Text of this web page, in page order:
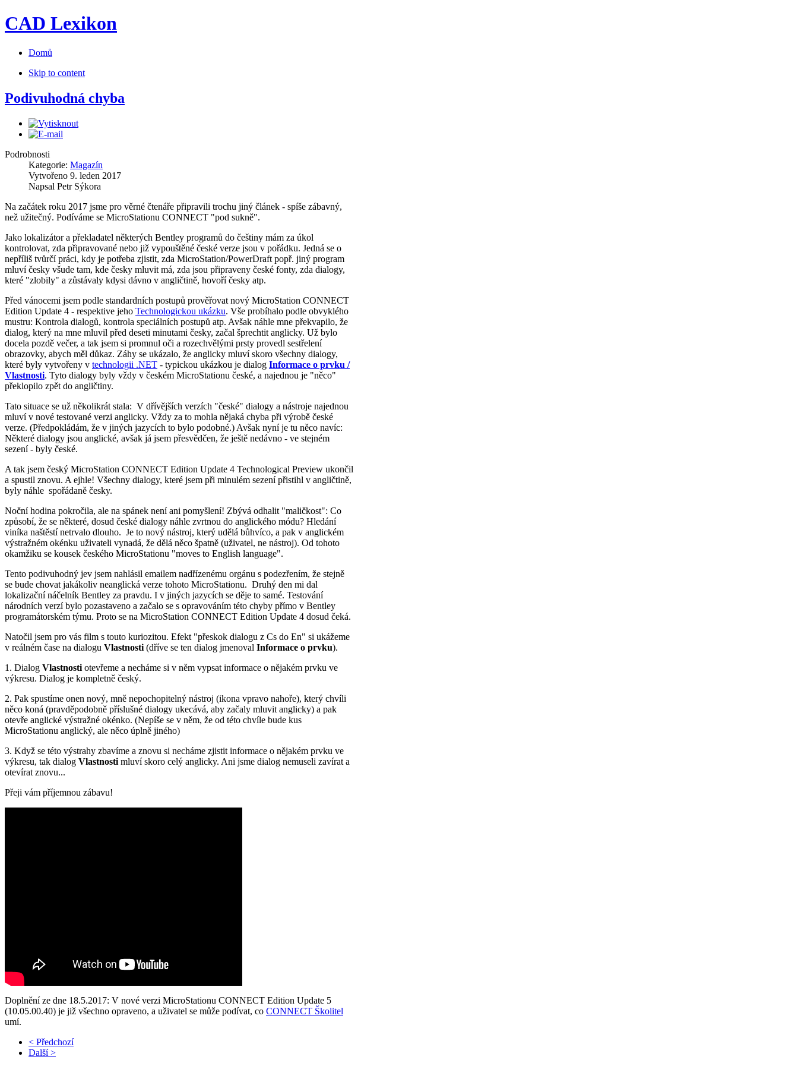
CAD Lexikon
Domů
Skip to content
Podivuhodná chyba
Podrobnosti
Kategorie: Magazín
Vytvořeno 9. leden 2017
Napsal Petr Sýkora
Na začátek roku 2017 jsme pro věrné čtenáře připravili trochu jiný článek - spíše zábavný,
než užitečný. Podíváme se MicroStationu CONNECT "pod sukně".
Jako lokalizátor a překladatel některých Bentley programů do češtiny mám za úkol
kontrolovat, zda připravované nebo již vypouštěné české verze jsou v pořádku. Jedná se o
nepříliš tvůrčí práci, kdy je potřeba zjistit, zda MicroStation/PowerDraft popř. jiný program
mluví česky všude tam, kde česky mluvit má, zda jsou připraveny české fonty, zda dialogy,
které "zlobily" a zůstávaly kdysi dávno v angličtině, hovoří česky atp.
Před vánocemi jsem podle standardních postupů prověřovat nový MicroStation CONNECT
Edition Update 4 - respektive jeho Technologickou ukázku. Vše probíhalo podle obvyklého
mustru: Kontrola dialogů, kontrola speciálních postupů atp. Avšak náhle mne překvapilo, že
dialog, který na mne mluvil před deseti minutami česky, začal šprechtit anglicky. Už bylo
docela pozdě večer, a tak jsem si promnul oči a rozechvělými prsty provedl sestřelení
obrazovky, abych měl důkaz. Záhy se ukázalo, že anglicky mluví skoro všechny dialogy,
které byly vytvořeny v technologii .NET - typickou ukázkou je dialog Informace o prvku /
Vlastnosti. Tyto dialogy byly vždy v českém MicroStationu české, a najednou je "něco"
překlopilo zpět do angličtiny.
Tato situace se už několikrát stala: V dřívějších verzích "české" dialogy a nástroje najednou
mluví v nové testované verzi anglicky. Vždy za to mohla nějaká chyba při výrobě české
verze. (Předpokládám, že v jiných jazycích to bylo podobné.) Avšak nyní je tu něco navíc:
Některé dialogy jsou anglické, avšak já jsem přesvědčen, že ještě nedávno - ve stejném
sezení - byly české.
A tak jsem český MicroStation CONNECT Edition Update 4 Technological Preview ukončil
a spustil znovu. A ejhle! Všechny dialogy, které jsem při minulém sezení přistihl v angličtině,
byly náhle spořádaně česky.
Noční hodina pokročila, ale na spánek není ani pomyšlení! Zbývá odhalit "maličkost": Co
způsobí, že se některé, dosud české dialogy náhle zvrtnou do anglického módu? Hledání
viníka naštěstí netrvalo dlouho. Je to nový nástroj, který udělá bůhvíco, a pak v anglickém
výstražném okénku uživateli vynadá, že dělá něco špatně (uživatel, ne nástroj). Od tohoto
okamžiku se kousek českého MicroStationu "moves to English language".
Tento podivuhodný jev jsem nahlásil emailem nadřízenému orgánu s podezřením, že stejně
se bude chovat jakákoliv neanglická verze tohoto MicroStationu. Druhý den mi dal
lokalizační náčelník Bentley za pravdu. I v jiných jazycích se děje to samé. Testování
národních verzí bylo pozastaveno a začalo se s opravováním této chyby přímo v Bentley
programátorském týmu. Proto se na MicroStation CONNECT Edition Update 4 dosud čeká.
Natočil jsem pro vás film s touto kuriozitou. Efekt "přeskok dialogu z Cs do En" si ukážeme
v reálném čase na dialogu Vlastnosti (dříve se ten dialog jmenoval Informace o prvku).
1. Dialog Vlastnosti otevřeme a necháme si v něm vypsat informace o nějakém prvku ve
výkresu. Dialog je kompletně český.
2. Pak spustíme onen nový, mně nepochopitelný nástroj (ikona vpravo nahoře), který chvíli
něco koná (pravděpodobně příslušné dialogy ukecává, aby začaly mluvit anglicky) a pak
otevře anglické výstražné okénko. (Nepíše se v něm, že od této chvíle bude kus
MicroStationu anglický, ale něco úplně jiného)
3. Když se této výstrahy zbavíme a znovu si necháme zjistit informace o nějakém prvku ve
výkresu, tak dialog Vlastnosti mluví skoro celý anglicky. Ani jsme dialog nemuseli zavírat a
otevírat znovu...
Přeji vám příjemnou zábavu!
Doplnění ze dne 18.5.2017: V nové verzi MicroStationu CONNECT Edition Update 5
(10.05.00.40) je již všechno opraveno, a uživatel se může podívat, co CONNECT Školitel
umí.
< Předchozí
Další >